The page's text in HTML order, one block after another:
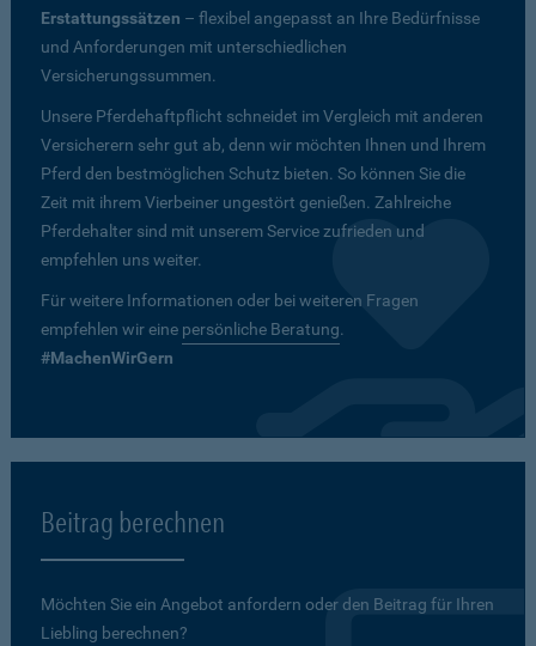
Erstattungssätzen – flexibel angepasst an Ihre Bedürfnisse
und Anforderungen mit unterschiedlichen
Versicherungssummen.
Unsere Pferdehaftpflicht schneidet im Vergleich mit anderen
Versicherern sehr gut ab, denn wir möchten Ihnen und Ihrem
Pferd den bestmöglichen Schutz bieten. So können Sie die
Zeit mit ihrem Vierbeiner ungestört genießen. Zahlreiche
Pferdehalter sind mit unserem Service zufrieden und
empfehlen uns weiter.
Für weitere Informationen oder bei weiteren Fragen
empfehlen wir eine persönliche Beratung.
#MachenWirGern
Beitrag berechnen
Möchten Sie ein Angebot anfordern oder den Beitrag für Ihren
Liebling berechnen?